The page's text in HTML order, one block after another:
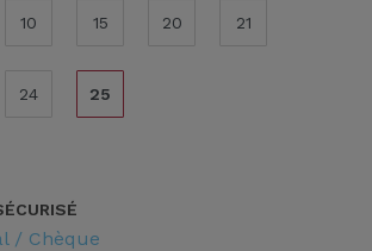
10 15 20 21
24 25
/ Chèque